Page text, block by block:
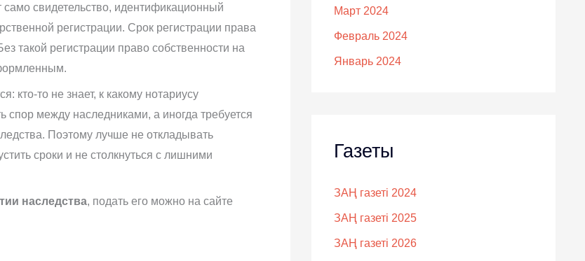
свидетельство, идентификационный
регистрации. Срок регистрации права
такой регистрации право собственности на
кто-то не знает, к какому нотариусу
спор между наследниками, а иногда требуется
Поэтому лучше не откладывать
сроки и не столкнуться с лишними
наследства, подать его можно на сайте
Март 2024
Февраль 2024
Январь 2024
Газеты
ЗАҢ газеті 2024
ЗАҢ газеті 2025
ЗАҢ газеті 2026